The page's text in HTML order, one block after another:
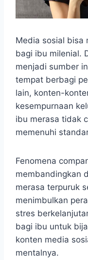
Media sosial bisa
bagi ibu milenial.
menjadi sumber
tempat berbagi
lain, konten-
kesempurnaan
ibu merasa tidak
memenuhi
Fenomena
membandingkan
merasa terpuruk
menimbulkan
stres
bagi ibu untuk
konten media
mentalnya.